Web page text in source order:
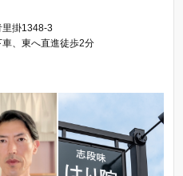
里掛1348-3
、東へ直進徒歩2分